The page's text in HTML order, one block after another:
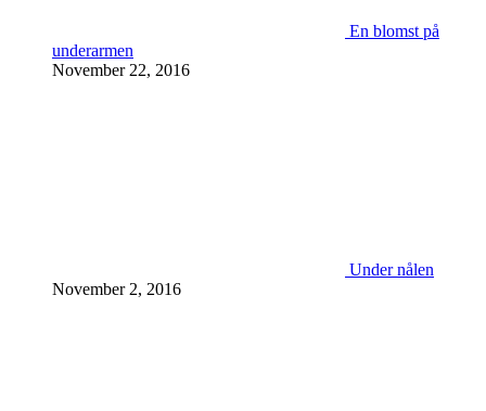
En blomst på
underarmen
November 22, 2016
Under nålen
November 2, 2016